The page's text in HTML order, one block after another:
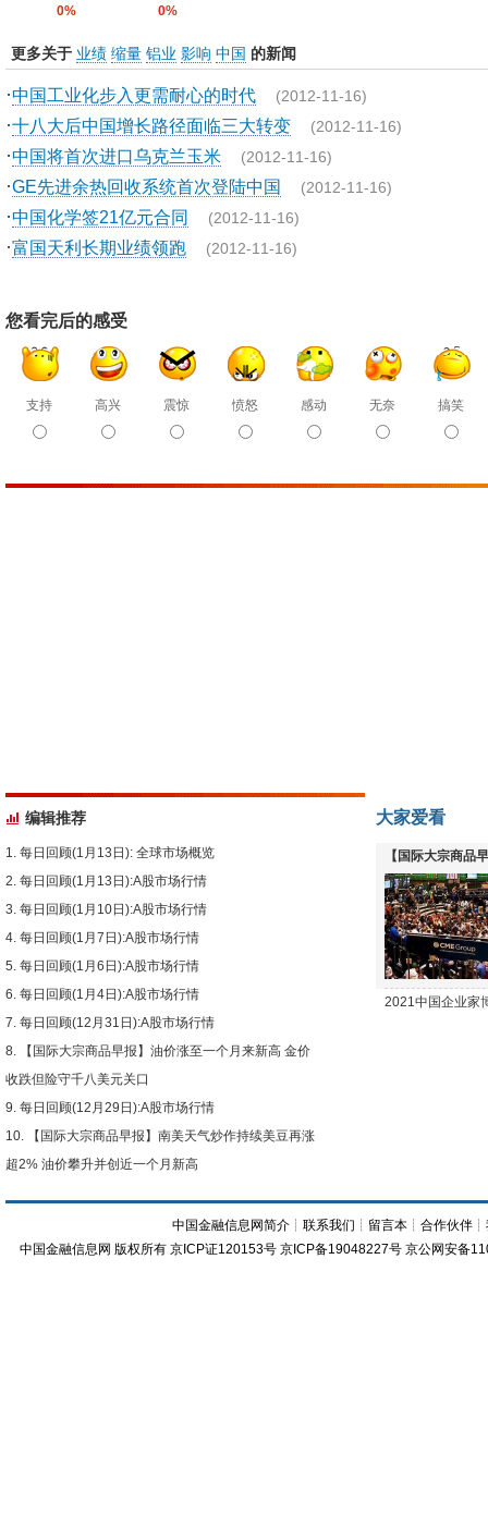
0% 0%
更多关于 业绩 缩量 铝业 影响 中国 的新闻
·中国工业化步入更需耐心的时代 (2012-11-16)
·十八大后中国增长路径面临三大转变 (2012-11-16)
·中国将首次进口乌克兰玉米 (2012-11-16)
·GE先进余热回收系统首次登陆中国 (2012-11-16)
·中国化学签21亿元合同 (2012-11-16)
·富国天利长期业绩领跑 (2012-11-16)
您看完后的感受
支持 高兴 震惊 愤怒 感动 无奈 搞笑
编辑推荐
每日回顾(1月13日): 全球市场概览
每日回顾(1月13日):A股市场行情
每日回顾(1月10日):A股市场行情
每日回顾(1月7日):A股市场行情
每日回顾(1月6日):A股市场行情
每日回顾(1月4日):A股市场行情
每日回顾(12月31日):A股市场行情
【国际大宗商品早报】油价涨至一个月来新高 金价
收跌但险守千八美元关口
每日回顾(12月29日):A股市场行情
【国际大宗商品早报】南美天气炒作持续美豆再涨
超2% 油价攀升并创近一个月新高
大家爱看
【国际大宗商品
下跌
2021中国企业家
中国金融信息网简介 ┊联系我们 ┊ 留言本 ┊合作伙伴 ┊
中国金融信息网 版权所有 京ICP证120153号 京ICP备19048227号 京公网安备